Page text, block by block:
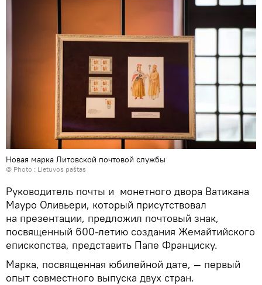
Новая марка Литовской почтовой службы
© Photo : Lietuvos paštas
Руководитель почты и монетного двора Ватикана
Мауро Оливьери, который присутствовал
на презентации, предложил почтовый знак,
посвященный 600-летию создания Жемайтийского
епископства, представить Папе Франциску.
Марка, посвященная юбилейной дате, — первый
опыт совместного выпуска двух стран.